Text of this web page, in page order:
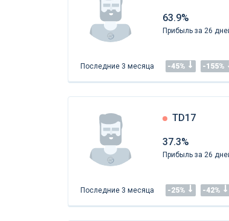
63.9%
Прибыль за 26
Последние 3 месяца -45% -155%
TD17
37.3%
Прибыль за 26
Последние 3 месяца -25% -42%